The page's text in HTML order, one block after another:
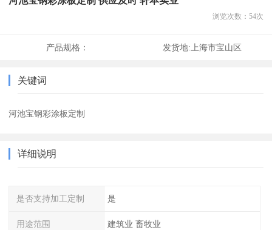
浏览次数： 54次
产品规格： 发货地:上海市宝山区
关键词
河池宝钢彩涂板定制
详细说明
是否支持加工定制 是
用途范围 建筑业 畜牧业